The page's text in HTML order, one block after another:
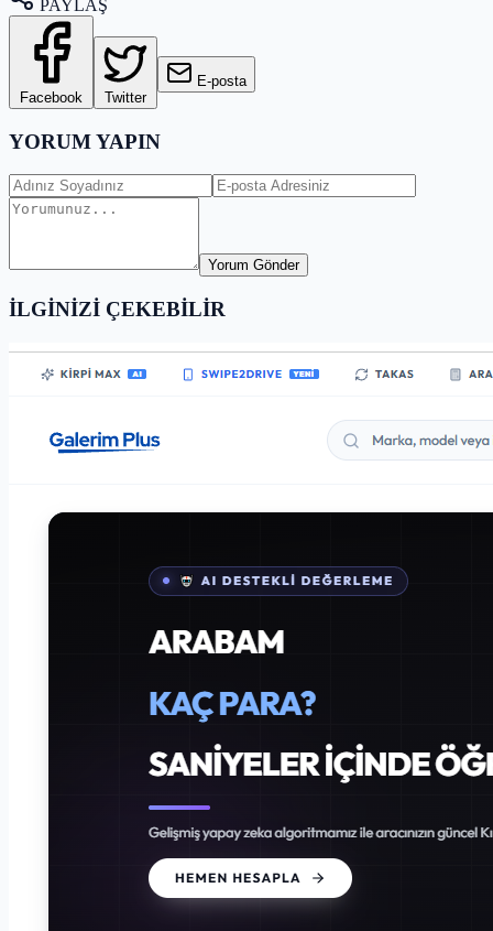
PAYLAŞ
Facebook Twitter
E-posta
YORUM YAPIN
Yorum Gönder
İLGİNİZİ ÇEKEBİLİR